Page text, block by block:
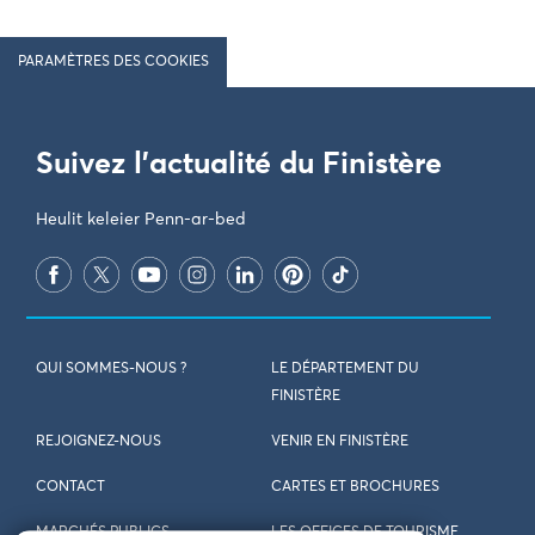
PARAMÈTRES DES COOKIES
Suivez l'actualité du Finistère
Heulit keleier Penn-ar-bed
QUI SOMMES-NOUS ?
LE DÉPARTEMENT DU
FINISTÈRE
REJOIGNEZ-NOUS VENIR EN FINISTÈRE
CONTACT CARTES ET BROCHURES